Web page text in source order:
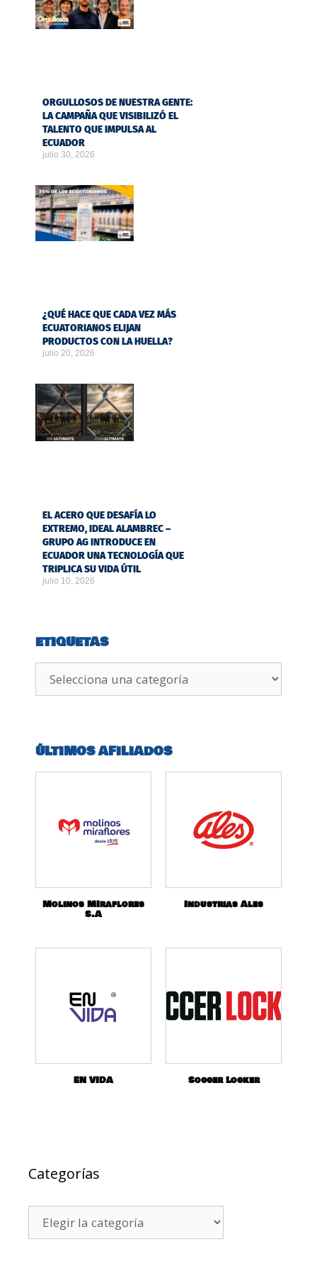
ORGULLOSOS DE NUESTRA GENTE:
LA CAMPAÑA QUE VISIBILIZÓ EL
TALENTO QUE IMPULSA AL
ECUADOR
julio 30, 2026
¿QUÉ HACE QUE CADA VEZ MÁS
ECUATORIANOS ELIJAN
PRODUCTOS CON LA HUELLA?
julio 20, 2026
EL ACERO QUE DESAFÍA LO
EXTREMO, IDEAL ALAMBREC –
GRUPO AG INTRODUCE EN
ECUADOR UNA TECNOLOGÍA QUE
TRIPLICA SU VIDA ÚTIL
julio 10, 2026
ETIQUETAS
ÚLTIMOS AFILIADOS
Molinos MIraflores
S.A
Industrias Ales
EN VIDA Soccer Locker
Categorías